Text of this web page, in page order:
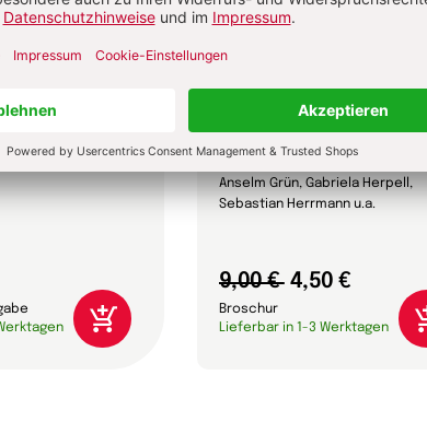
Älterwerden – wie geht
Anselm Grün, Gabriela Herpell,
Sebastian Herrmann u.a.
9,00 € 4,50 €
Broschur
Lieferbar in 1-3 Werktagen